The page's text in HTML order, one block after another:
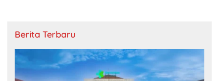
Berita Terbaru